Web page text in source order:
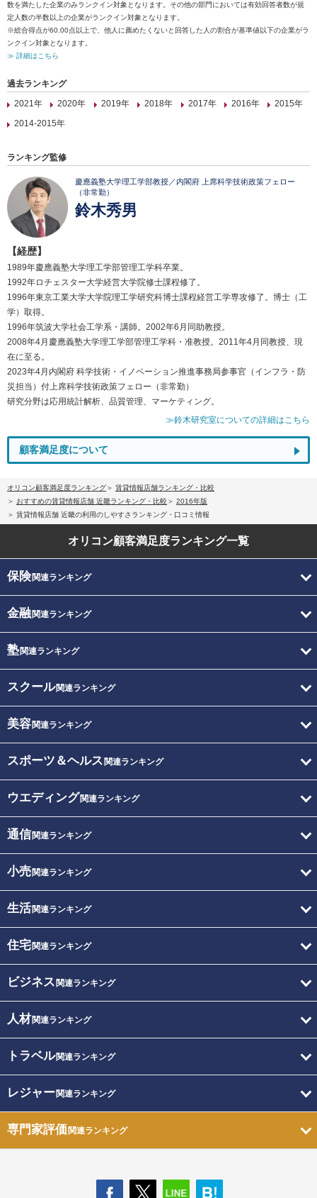
数を満たした企業のみランクイン対象となります。その他の部門においては有効回答者数が規
定人数の半数以上の企業がランクイン対象となります。
※総合得点が60.00点以上で、他人に薦めたくないと回答した人の割合が基準値以下の企業がラ
ンクイン対象となります。
≫ 詳細はこちら
過去ランキング
2021年
2020年 2019年 2018年 2017年 2016年
2015年
2014-2015年
ランキング監修
慶應義塾大学理工学部教授／内閣府 上席科学技術政策フェロー
（非常勤）
鈴木秀男
【経歴】
1989年慶應義塾大学理工学部管理工学科卒業。
1992年ロチェスター大学経営大学院修士課程修了。
1996年東京工業大学大学院理工学研究科博士課程経営工学専攻修了。博士（工
学）取得。
1996年筑波大学社会工学系・講師。2002年6月同助教授。
2008年4月慶應義塾大学理工学部管理工学科・准教授。2011年4月同教授、現
在に至る。
2023年4月内閣府 科学技術・イノベーション推進事務局参事官（インフラ・防
災担当）付上席科学技術政策フェロー（非常勤）
研究分野は応用統計解析、品質管理、マーケティング。
≫鈴木研究室についての詳細はこちら
顧客満足度について
オリコン顧客満足度ランキング
賃貸情報店舗ランキング・比較
おすすめの賃貸情報店舗 近畿ランキング・比較
2016年版
賃貸情報店舗 近畿の利用のしやすさランキング・口コミ情報
オリコン顧客満足度ランキング一覧
保険関連ランキング
金融関連ランキング
塾関連ランキング
スクール関連ランキング
美容関連ランキング
スポーツ＆ヘルス 関連ランキング
ウエディング関連ランキング
通信関連ランキング
小売関連ランキング
生活関連ランキング
住宅関連ランキング
ビジネス 関連ランキング
人材関連ランキング
トラベル関連ランキング
レジャー関連ランキング
専門家評価関連ランキング